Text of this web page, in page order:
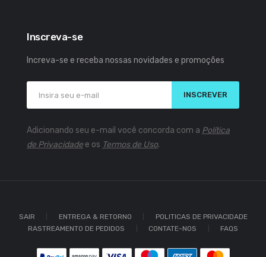
Inscreva-se
Increva-se e receba nossas novidades e promoções
INSCREVER
Adicionando seu e-mail você concorda com a Política
de Privacidade e os Termos de Uso.
SAIR ENTREGA & RETORNO
POLITICAS DE PRIVACIDADE
RASTREAMENTO DE PEDIDOS
CONTATE-NOS FAQS